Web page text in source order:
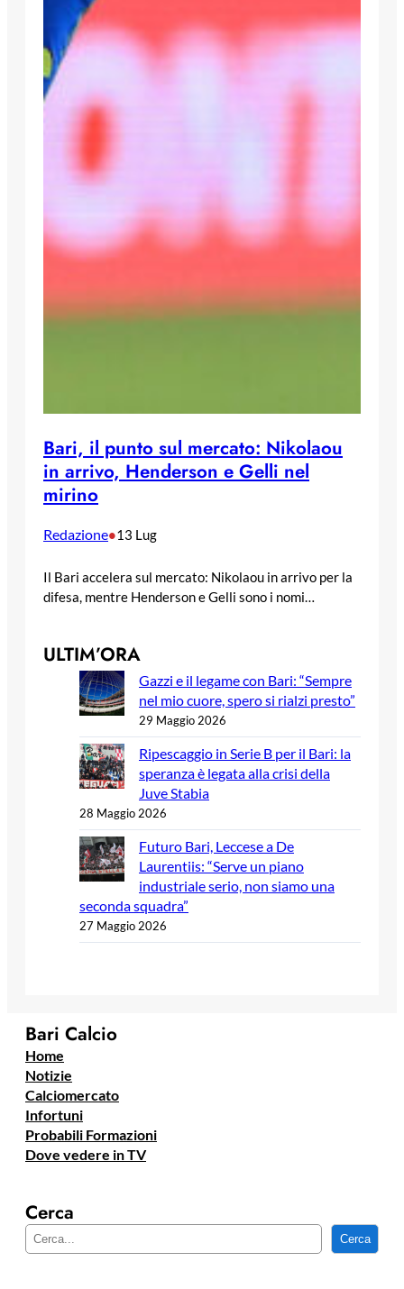
Bari, il punto sul mercato: Nikolaou
in arrivo, Henderson e Gelli nel
mirino
Redazione•13 Lug
Il Bari accelera sul mercato: Nikolaou in arrivo per la
difesa, mentre Henderson e Gelli sono i nomi…
ULTIM’ORA
Gazzi e il legame con Bari: “Sempre
nel mio cuore, spero si rialzi presto”
29 Maggio 2026
Ripescaggio in Serie B per il Bari: la
speranza è legata alla crisi della
Juve Stabia
28 Maggio 2026
Futuro Bari, Leccese a De
Laurentiis: “Serve un piano
industriale serio, non siamo una
seconda squadra”
27 Maggio 2026
Bari Calcio
Home
Notizie
Calciomercato
Infortuni
Probabili Formazioni
Dove vedere in TV
Cerca
e
Cerca